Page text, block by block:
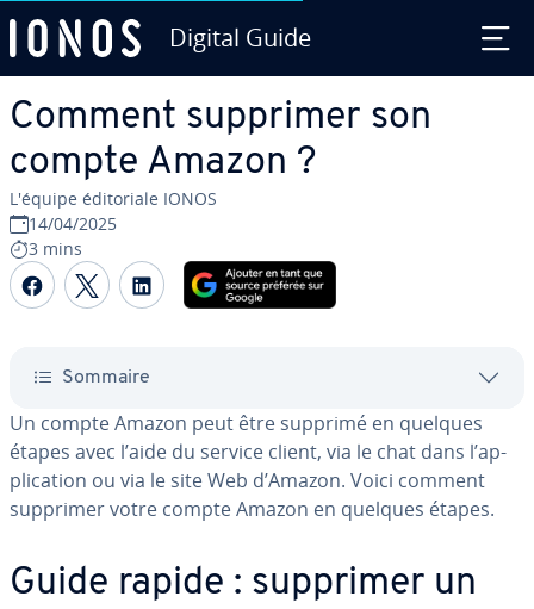
Digital Guide
Comment supprimer son
compte Amazon ?
L'équipe édi­to­riale IONOS
14/04/2025
3 mins
Partager sur Facebook
Partager sur Twitter
Partager sur LinkedIn
Sommaire
Un compte Amazon peut être supprimé en quelques
étapes avec l’aide du service client, via le chat dans l’ap­
pli­ca­tion ou via le site Web d’Amazon. Voici comment
supprimer votre compte Amazon en quelques étapes.
Guide rapide : supprimer un